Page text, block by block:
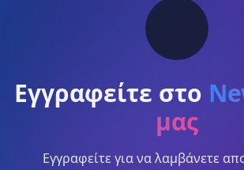
Εγγραφείτε στο
μας
Εγγραφείτε για να λαμβάνετε